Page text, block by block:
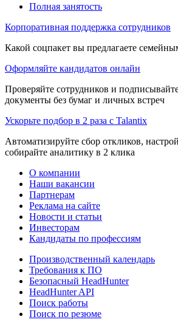
Полная занятость
Корпоративная поддержка сотрудников
Какой соцпакет вы предлагаете
Оформляйте кандидатов онлайн
Проверяйте сотрудников и
документы без бумаг и личных встреч
Ускорьте подбор в 2 раза с Talantix
Автоматизируйте сбор откликов,
собирайте аналитику в 2 клика
О компании
Наши вакансии
Партнерам
Реклама на сайте
Новости и статьи
Инвесторам
Кандидаты по профессиям
Производственный календарь
Требования к ПО
Безопасный HeadHunter
HeadHunter API
Поиск работы
Поиск по резюме